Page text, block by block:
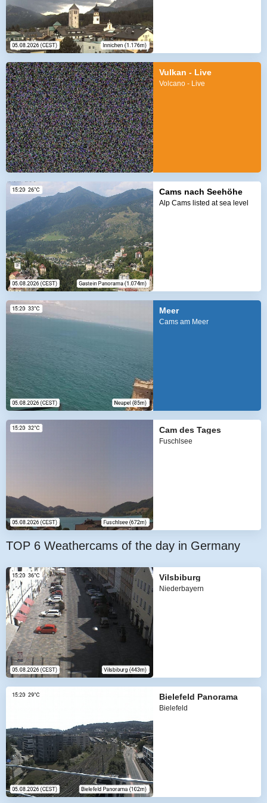
Vulkan - Live
Volcano - Live
Cams nach Seehöhe
Alp Cams listed at sea level
Meer
Cams am Meer
Cam des Tages
Fuschlsee
TOP 6 Weathercams of the day in Germany
Vilsbiburg
Niederbayern
Bielefeld Panorama
Bielefeld